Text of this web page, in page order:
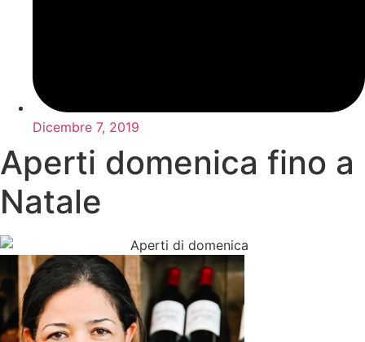
Dicembre 7, 2019
Aperti domenica fino a
Natale